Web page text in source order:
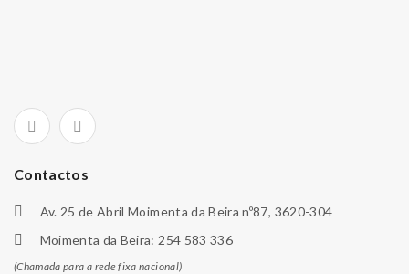
Contactos
Av. 25 de Abril Moimenta da Beira nº87, 3620-304
Moimenta da Beira: 254 583 336
(Chamada para a rede fixa nacional)